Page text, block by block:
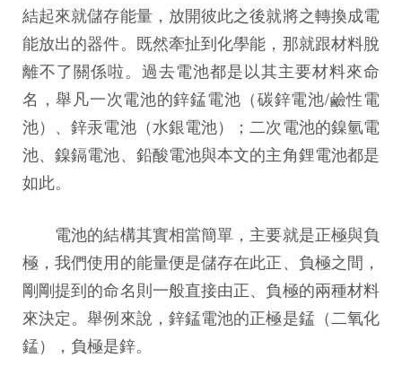
結起來就儲存能量，放開彼此之後就將之轉換成電
能放出的器件。既然牽扯到化學能，那就跟材料脫
離不了關係啦。過去電池都是以其主要材料來命
名，舉凡一次電池的鋅錳電池（碳鋅電池/鹼性電
池）、鋅汞電池（水銀電池）；二次電池的鎳氫電
池、鎳鎘電池、鉛酸電池與本文的主角鋰電池都是
如此。
電池的結構其實相當簡單，主要就是正極與負
極，我們使用的能量便是儲存在此正、負極之間，
剛剛提到的命名則一般直接由正、負極的兩種材料
來決定。舉例來說，鋅錳電池的正極是錳（二氧化
錳），負極是鋅。